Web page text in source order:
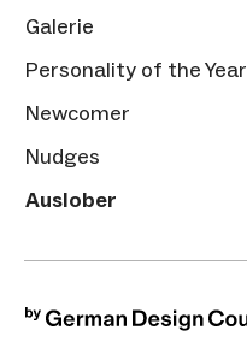
Galerie
Personality of the Year
Newcomer
Nudges
Auslober